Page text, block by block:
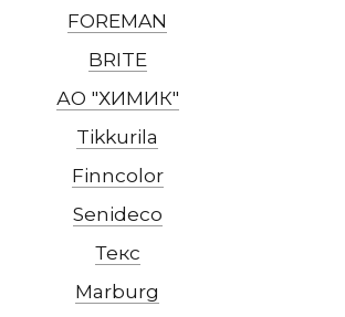
FOREMAN
BRITE
АО "ХИМИК"
Tikkurila
Finncolor
Senideco
Текс
Marburg